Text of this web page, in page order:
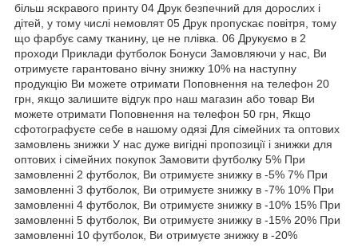
більш яскравого принту 04 Друк безпечний для дорослих і
дітей, у тому числі немовлят 05 Друк пропускає повітря, тому
що фарбує саму тканину, це не плівка. 06 Друкуємо в 2
проходи Приклади футболок Бонуси Замовляючи у нас, Ви
отримуєте гарантовано вічну знижку 10% на наступну
продукцію Ви можете отримати Поповнення на телефон 20
грн, якщо залишите відгук про наш магазин або товар Ви
можете отримати Поповнення на телефон 50 грн, Якщо
сфотографуєте себе в нашому одязі Для сімейних та оптових
замовлень знижки У нас дуже вигідні пропозиції і знижки для
оптових і сімейних покупок Замовити футболку 5% При
замовленні 2 футболок, Ви отримуєте знижку в -5% 7% При
замовленні 3 футболок, Ви отримуєте знижку в -7% 10% При
замовленні 4 футболок, Ви отримуєте знижку в -10% 15% При
замовленні 5 футболок, Ви отримуєте знижку в -15% 20% При
замовленні 10 футболок, Ви отримуєте знижку в -20%